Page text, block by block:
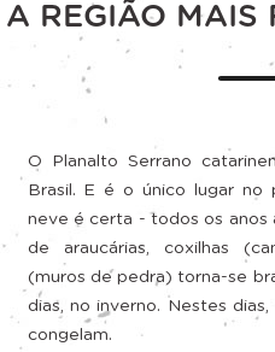
A REGIÃO MAIS
O Planalto Serrano
Brasil. E é o único lugar no
neve é certa - todos os anos
de araucárias, coxilhas
(muros de pedra) torna-se
dias, no inverno. Nestes
congelam.